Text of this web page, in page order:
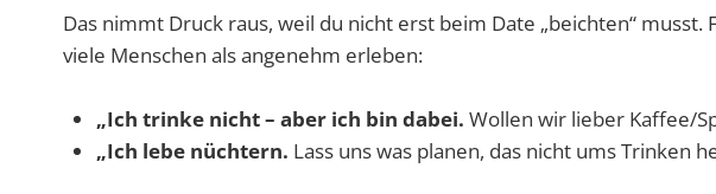
Das nimmt Druck raus, weil du nicht erst beim Date „beichten“ musst.
viele Menschen als angenehm erleben:
„Ich trinke nicht – aber ich bin dabei. Wollen wir lieber Kaffee/
„Ich lebe nüchtern. Lass uns was planen, das nicht ums Trinken